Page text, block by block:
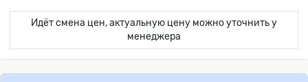
Идёт смена цен, актуальную цену можно уточнить у
менеджера